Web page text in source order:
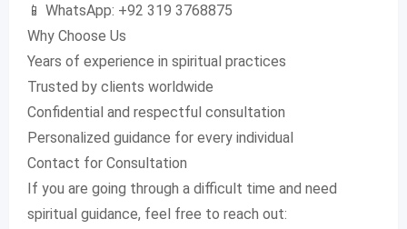
📱 WhatsApp: +92 319 3768875
Why Choose Us
Years of experience in spiritual practices
Trusted by clients worldwide
Confidential and respectful consultation
Personalized guidance for every individual
Contact for Consultation
If you are going through a difficult time and need
spiritual guidance, feel free to reach out: